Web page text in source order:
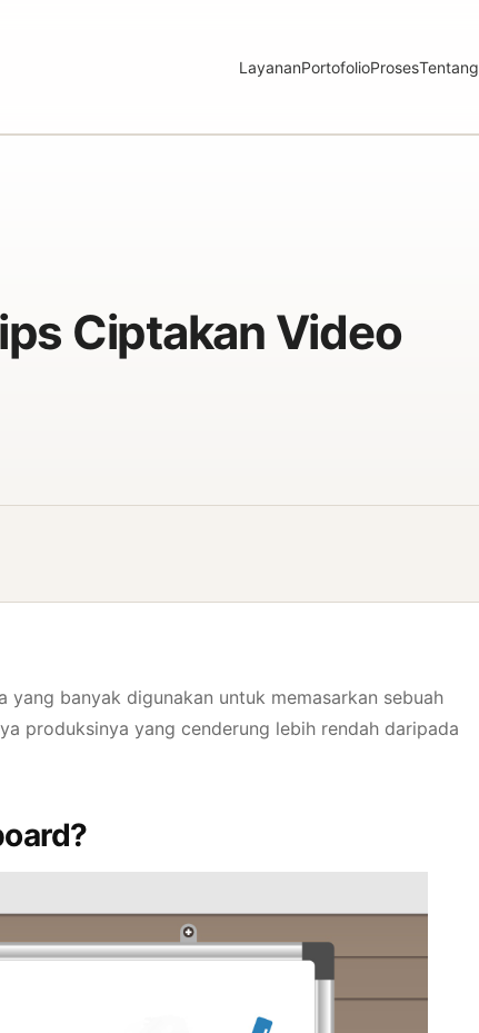
LayananPortofolioProsesTentang
Ciptakan Video
banyak digunakan untuk memasarkan sebuah
produksinya yang cenderung lebih rendah daripada